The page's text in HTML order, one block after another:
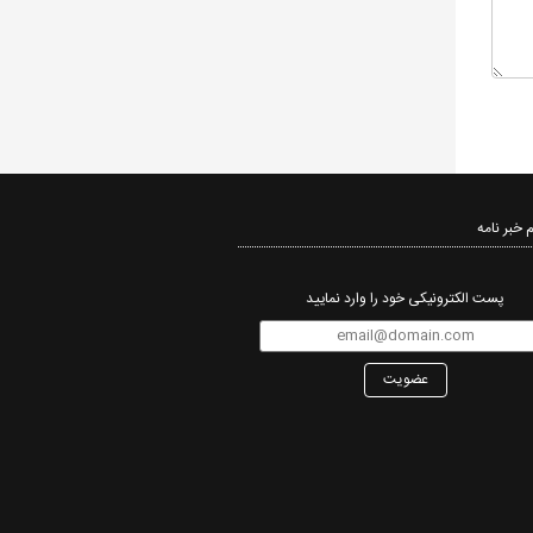
خبر نامه‌
پست الکترونیکی خود را وارد نمایید
عضویت